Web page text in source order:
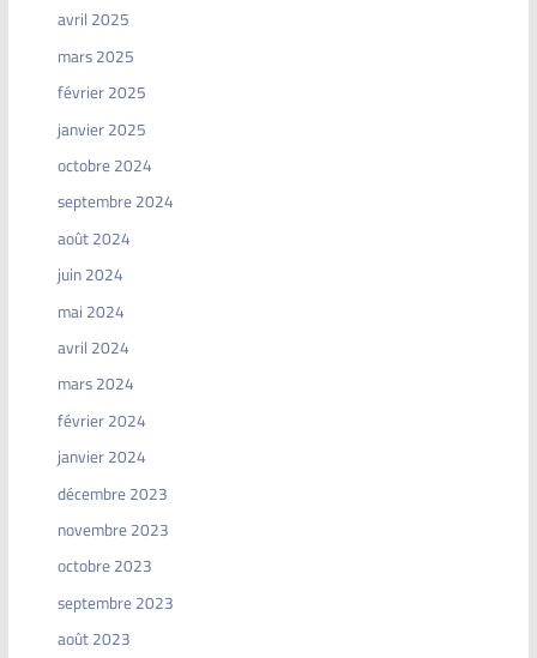
avril 2025
mars 2025
février 2025
janvier 2025
octobre 2024
septembre 2024
août 2024
juin 2024
mai 2024
avril 2024
mars 2024
février 2024
janvier 2024
décembre 2023
novembre 2023
octobre 2023
septembre 2023
août 2023